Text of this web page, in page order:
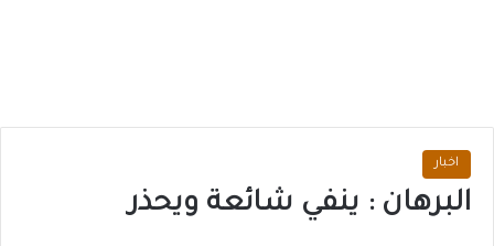
اخبار
البرهان : ينفي شائعة ويحذر